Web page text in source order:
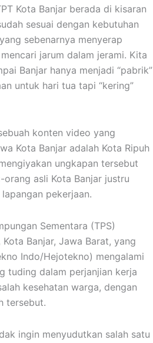
Kota Banjar berada di kisaran
sesuai dengan kebutuhan
sebenarnya menyerap
jarum dalam jerami. Kita
Banjar hanya menjadi “pabrik”
untuk hari tua tapi “kering”
konten video yang
Kota Banjar adalah Kota Ripuh
ungkapan tersebut
asli Kota Banjar justru
pekerjaan.
Sementara (TPS)
Banjar, Jawa Barat, yang
Indo/Hejotekno) mengalami
tuding dalam perjanjian kerja
kesehatan warga, dengan
tersebut.
ingin menyudutkan salah satu